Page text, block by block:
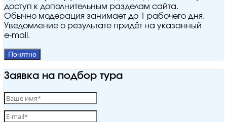
доступ к дополнительным разделам сайта.
Обычно модерация занимает до 1 рабочего дня.
Уведомление о результате придёт на указанный
e‑mail.
Понятно
Заявка на подбор тура